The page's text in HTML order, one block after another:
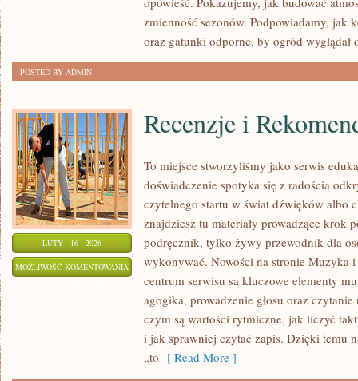
BALKONY
zmienność sezonów. Podpowiadamy, jak
oraz gatunki odporne, by ogród wyglądał
POSTED BY ADMIN
LUTY - 16 - 2026
MOŻLIWOŚĆ KOMENTOWANIA RECENZJE
REKOMENDACJE
Recenzje i
To miejsce stworzyliśmy jako serwis
doświadczenie spotyka się z radością
czytelnego startu w świat dźwięków albo
znajdziesz tu materiały prowadzące krok
podręcznik, tylko żywy przewodnik dla
wykonywać. Nowości na stronie Muzyka
centrum serwisu są kluczowe elementy
agogika, prowadzenie głosu oraz
czym są wartości rytmiczne, jak liczyć
i jak sprawniej czytać zapis. Dzięki temu
„to [ Read More ]